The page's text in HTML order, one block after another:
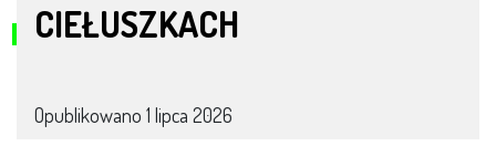
CIEŁUSZKACH
Opublikowano 1 lipca 2026